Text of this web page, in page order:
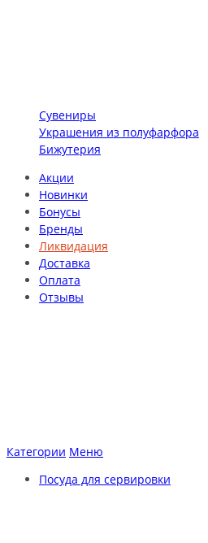
Сувениры
Украшения из полуфарфора
Бижутерия
Акции
Новинки
Бонусы
Бренды
Ликвидация
Доставка
Оплата
Отзывы
Категории Меню
Посуда для сервировки